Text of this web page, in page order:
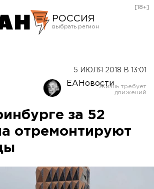
РОССИЯ
Оренбург
[18+]
5 ИЮЛЯ 2018 В 13:01
ЕАНовости
за 52
отремонтируют